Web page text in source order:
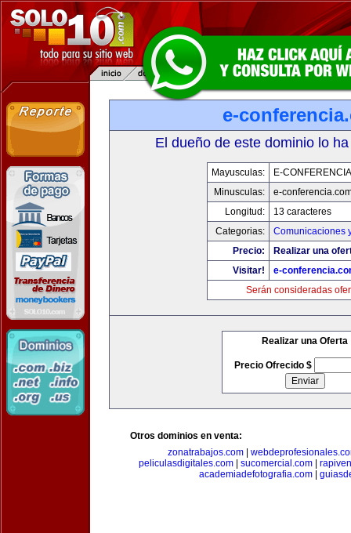
e-
El dueño de este dominio lo
Mayusculas:
E-
Minusculas:
e-
Longitud:
13 caracteres
Categorias:
Comunicaciones
Precio:
Realizar una
Visitar!
e-
Serán consideradas
Realizar una Oferta
Precio Ofrecido $
Otros dominios en venta:
zonatrabajos.com|
peliculasdigitales.com
sucomercial.com
academiadefotografia.com